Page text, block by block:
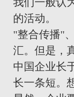
的活动。
"整合传播"
汇。但是，
中国企业长
长一条短。